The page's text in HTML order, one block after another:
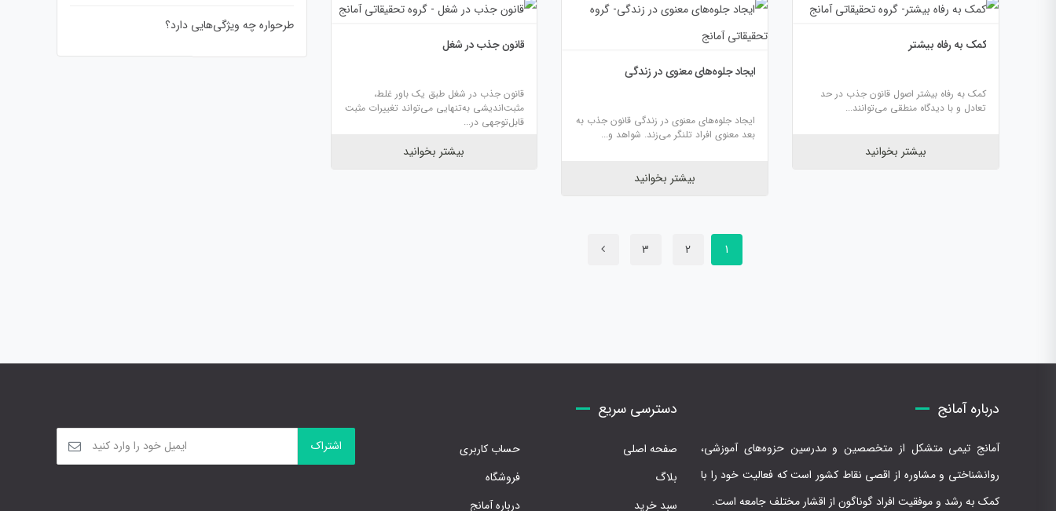
کمک به رفاه بیشتر
کمک به رفاه بیشتر اصول قانون جذب در حد
تعادل و با دیدگاه منطقی می‌توانند...
بیشتر بخوانید
ایجاد جلوه‌های معنوی در زندگی
ایجاد جلوه‌های معنوی در زندگی قانون جذب به
بعد معنوی افراد تلنگر می‌زند. شواهد و...
بیشتر بخوانید
قانون جذب در شغل
قانون جذب در شغل طبق یک باور غلط،
مثبت‌اندیشی به‌تنهایی می‌تواند تغییرات مثبت
قابل‌توجهی در...
بیشتر بخوانید
1
2
3
طرحواره چه ویژگی‌هایی دارد؟
درباره آمانج
آمانج تیمی متشکل از متخصصین و مدرسین حزوه‌های آموزشی،
روانشناختی و مشاوره از اقصی نقاط کشور است که فعالیت خود را با
کمک به رشد و موفقیت افراد گوناگون از اقشار مختلف جامعه است.
دسترسی سریع
صفحه اصلی
حساب کاربری
بلاگ
فروشگاه
سبد خرید
درباره آمانج